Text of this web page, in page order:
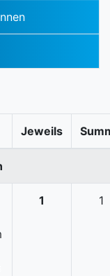
Jeweils
1 1